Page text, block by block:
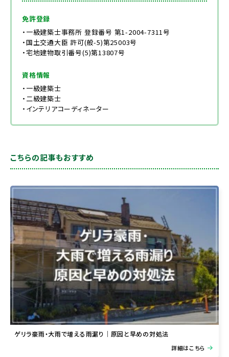
免許登録
・一級建築士事務所 登録番号 第1-2004-7311号
・国土交通大臣 許可(般-5)第25003号
・宅地建物取引番号(5)第13807号
資格情報
・一級建築士
・二級建築士
・インテリアコーディネーター
こちらの記事もおすすめ
ゲリラ豪雨・大雨で増える雨漏り｜原因と早めの対処法
詳細はこちら